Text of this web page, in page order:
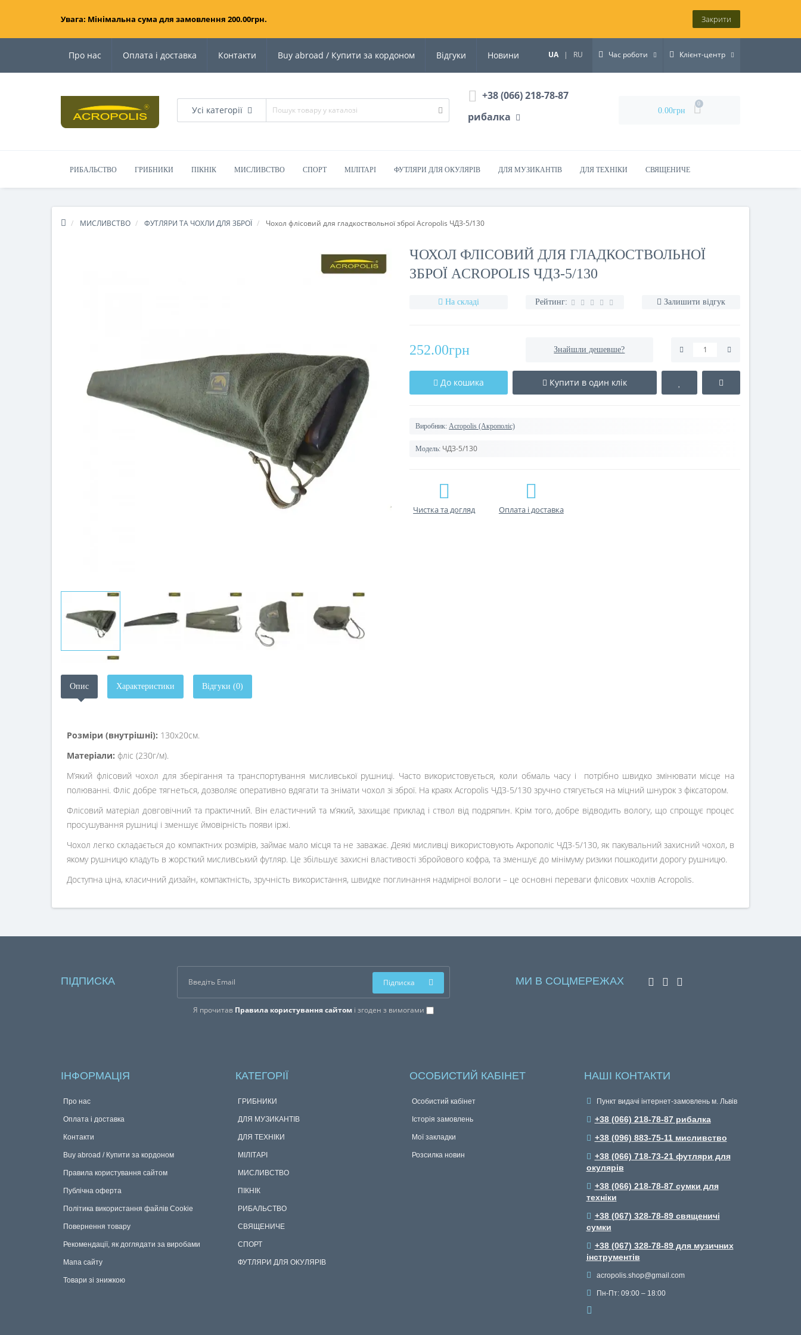
Увага: Мінімальна сума для замовлення 200.00грн. Закрити
Про нас Оплата і доставка Контакти Buy abroad / Купити за кордоном Відгуки Новини UA | RU Час роботи Клієнт-центр
Усі категорії
+38 (066) 218-78-87
рибалка
0.00грн
0
РИБАЛЬСТВО ГРИБНИКИ ПІКНІК МИСЛИВСТВО СПОРТ МІЛІТАРІ ФУТЛЯРИ ДЛЯ ОКУЛЯРІВ ДЛЯ МУЗИКАНТІВ ДЛЯ ТЕХНІКИ СВЯЩЕНИЧЕ
МИСЛИВСТВО ФУТЛЯРИ ТА ЧОХЛИ ДЛЯ ЗБРОЇ Чохол флісовий для гладкоствольної зброї Acropolis ЧДЗ-5/130
ЧОХОЛ ФЛІСОВИЙ ДЛЯ ГЛАДКОСТВОЛЬНОЇ
ЗБРОЇ ACROPOLIS ЧДЗ-5/130
На складі Рейтинг: Залишити відгук
252.00грн Знайшли дешевше?
До кошика Купити в один клік
Виробник: Acropolis (Акрополіс)
Модель: ЧДЗ-5/130
Чистка та догляд Оплата і доставка
Опис Характеристики Відгуки (0)
Розміри (внутрішні): 130х20см.
Матеріали: фліс (230г/м).
М’який флісовий чохол для зберігання та транспортування мисливської рушниці. Часто використовується, коли обмаль часу і потрібно швидко змінювати місце на
полюванні. Фліс добре тягнеться, дозволяє оперативно вдягати та знімати чохол зі зброї. На краях Acropolis ЧДЗ-5/130 зручно стягується на міцний шнурок з фіксатором.
Флісовий матеріал довговічний та практичний. Він еластичний та м’який, захищає приклад і ствол від подряпин. Крім того, добре відводить вологу, що спрощує процес
просушування рушниці і зменшує ймовірність появи іржі.
Чохол легко складається до компактних розмірів, займає мало місця та не заважає. Деякі мисливці використовують Акрополіс ЧДЗ-5/130, як пакувальний захисний чохол, в
якому рушницю кладуть в жорсткий мисливський футляр. Це збільшує захисні властивості збройового кофра, та зменшує до мінімуму ризики пошкодити дорогу рушницю.
Доступна ціна, класичний дизайн, компактність, зручність використання, швидке поглинання надмірної вологи – це основні переваги флісових чохлів Acropolis.
ПІДПИСКА
Я прочитав Правила користування сайтомі згоден з вимогами
Підписка МИ В СОЦМЕРЕЖАХ
ІНФОРМАЦІЯ
Про нас
Оплата і доставка
Контакти
Buy abroad / Купити за кордоном
Правила користування сайтом
Публічна оферта
Політика використання файлів Cookie
Повернення товару
Рекомендації, як доглядати за виробами
Мапа сайту
Товари зі знижкою
КАТЕГОРІЇ
ГРИБНИКИ
ДЛЯ МУЗИКАНТІВ
ДЛЯ ТЕХНІКИ
МІЛІТАРІ
МИСЛИВСТВО
ПІКНІК
РИБАЛЬСТВО
СВЯЩЕНИЧЕ
СПОРТ
ФУТЛЯРИ ДЛЯ ОКУЛЯРІВ
ОСОБИСТИЙ КАБІНЕТ
Особистий кабінет
Історія замовлень
Мої закладки
Розсилка новин
НАШІ КОНТАКТИ
Пункт видачі інтернет-замовлень м. Львів
+38 (066) 218-78-87 рибалка
+38 (096) 883-75-11 мисливство
+38 (066) 718-73-21 футляри для
окулярів
+38 (066) 218-78-87 сумки для
техніки
+38 (067) 328-78-89 священичі
сумки
+38 (067) 328-78-89 для музичних
інструментів
acropolis.shop@gmail.com
Пн-Пт: 09:00 – 18:00